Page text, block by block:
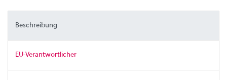
Beschreibung
EU-Verantwortlicher